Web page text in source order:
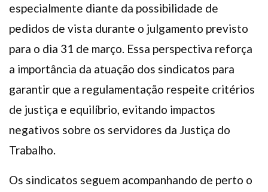
especialmente diante da possibilidade de
pedidos de vista durante o julgamento previsto
para o dia 31 de março. Essa perspectiva reforça
a importância da atuação dos sindicatos para
garantir que a regulamentação respeite critérios
de justiça e equilíbrio, evitando impactos
negativos sobre os servidores da Justiça do
Trabalho.
Os sindicatos seguem acompanhando de perto o